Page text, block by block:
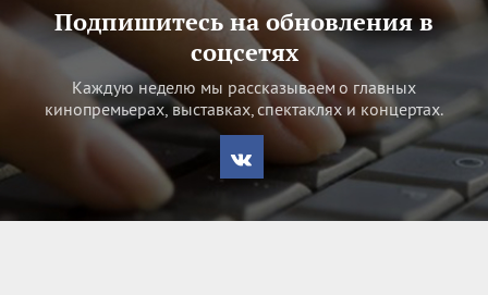
Подпишитесь на обновления в
соцсетях
Каждую неделю мы рассказываем о главных
кинопремьерах, выставках, спектаклях и концертах.